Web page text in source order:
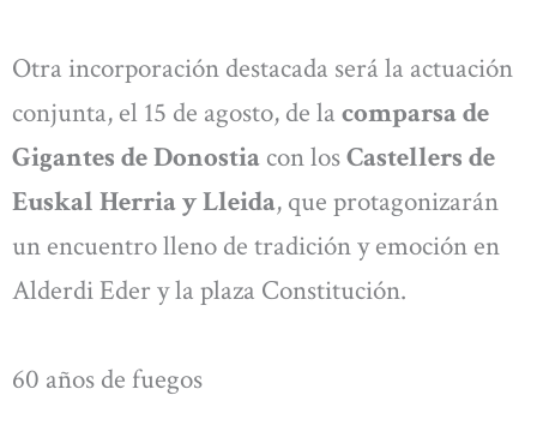
Otra incorporación destacada será la actuación
conjunta, el 15 de agosto, de la comparsa de
Gigantes de Donostia con losCastellers de
Euskal Herria y Lleida, que protagonizarán
un encuentro lleno de tradición y emoción en
Alderdi Eder y la plaza Constitución.
60 años de fuegos